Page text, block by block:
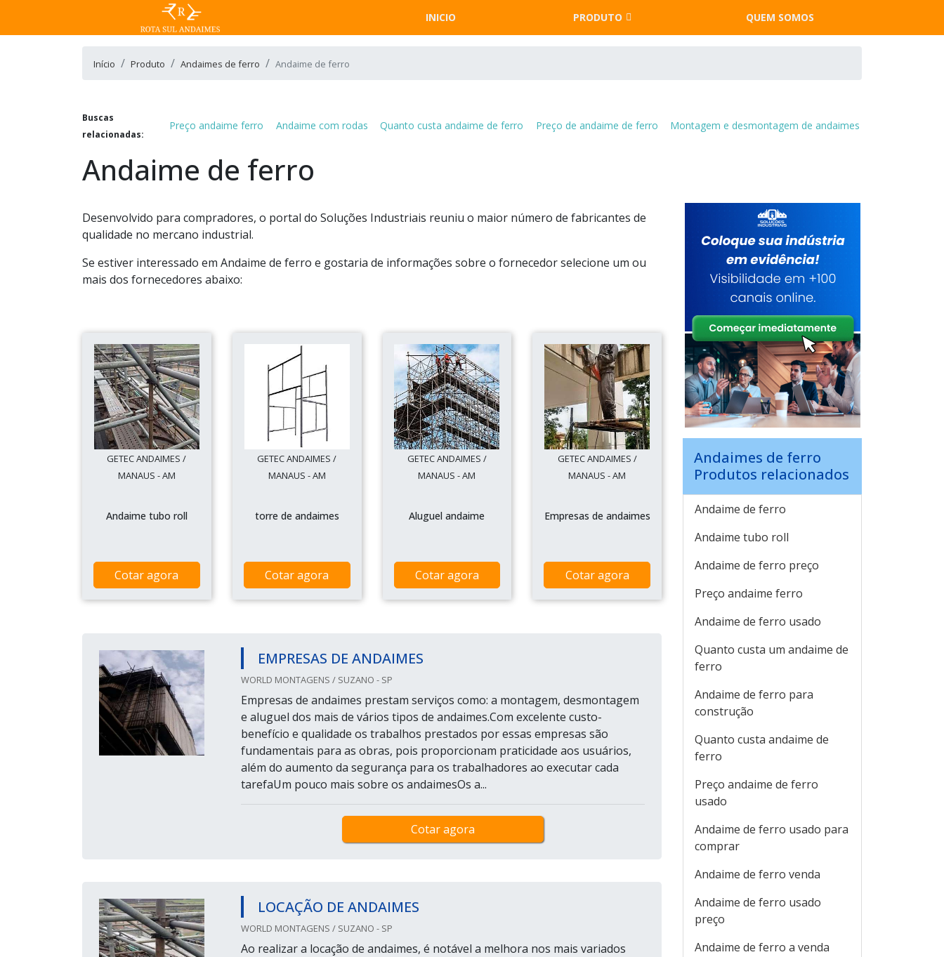
INICIO PRODUTO QUEM SOMOS
Início Produto Andaimes de ferro Andaime de ferro
Buscas
relacionadas:
Preço andaime ferro Andaime com rodas Quanto custa andaime de ferro Preço de andaime de ferro Montagem e desmontagem de andaimes
Andaime de ferro
Desenvolvido para compradores, o portal do Soluções Industriais reuniu o maior número de fabricantes de
qualidade no mercano industrial.
Se estiver interessado em Andaime de ferro e gostaria de informações sobre o fornecedor selecione um ou
mais dos fornecedores abaixo:
GETEC ANDAIMES /
MANAUS - AM
Andaime tubo roll
Cotar agora
GETEC ANDAIMES /
MANAUS - AM
torre de andaimes
Cotar agora
GETEC ANDAIMES /
MANAUS - AM
Aluguel andaime
Cotar agora
GETEC ANDAIMES /
MANAUS - AM
Empresas de andaimes
Cotar agora
EMPRESAS DE ANDAIMES
WORLD MONTAGENS / SUZANO - SP
Empresas de andaimes prestam serviços como: a montagem, desmontagem
e aluguel dos mais de vários tipos de andaimes.Com excelente custo-
benefício e qualidade os trabalhos prestados por essas empresas são
fundamentais para as obras, pois proporcionam praticidade aos usuários,
além do aumento da segurança para os trabalhadores ao executar cada
tarefaUm pouco mais sobre os andaimesOs a...
Cotar agora
LOCAÇÃO DE ANDAIMES
WORLD MONTAGENS / SUZANO - SP
Ao realizar a locação de andaimes, é notável a melhora nos mais variados
Andaimes de ferro
Produtos relacionados
Andaime de ferro
Andaime tubo roll
Andaime de ferro preço
Preço andaime ferro
Andaime de ferro usado
Quanto custa um andaime de
ferro
Andaime de ferro para
construção
Quanto custa andaime de
ferro
Preço andaime de ferro
usado
Andaime de ferro usado para
comprar
Andaime de ferro venda
Andaime de ferro usado
preço
Andaime de ferro a venda